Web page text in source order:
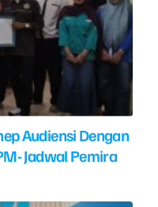
Audiensi Dengan
Jadwal Pemira